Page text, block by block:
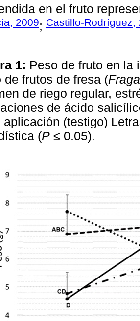
en el fruto
2009; Castillo-Rodríguez,
1: Peso de fruto en la
de frutos de fresa (
de riego regular,
de ácido
aplicación (testigo)
(P ≤ 0.05).